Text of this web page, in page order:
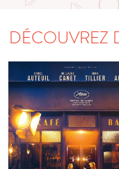
DÉCOUVREZ